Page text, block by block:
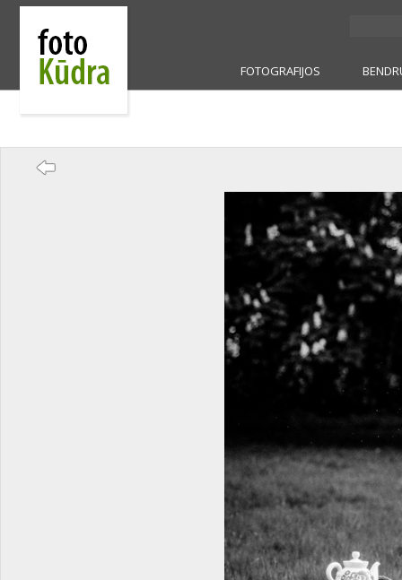
FOTOGRAFIJOS